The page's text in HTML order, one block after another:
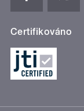
Certifikováno